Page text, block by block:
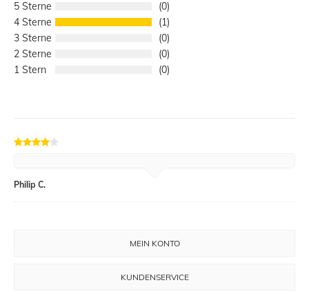
5
0
4
1
3
0
2
0
1
0
Philip C.
MEIN KONTO
KUNDENSERVICE